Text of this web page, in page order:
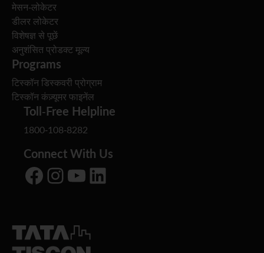
मेसन-लोकेटर
डीलर लोकेटर
विशेषज्ञ से पूछें
अनुशंसित प्रोडक्ट मूल्य
Programs
टिस्कॉन डिस्कवरी प्रोग्राम
टिस्कॉन कंज़्यूमर फाइनेंल
Toll-Free Helpline
1800-108-8282
Connect With Us
Facebook Instagram YouTube LinkedIn